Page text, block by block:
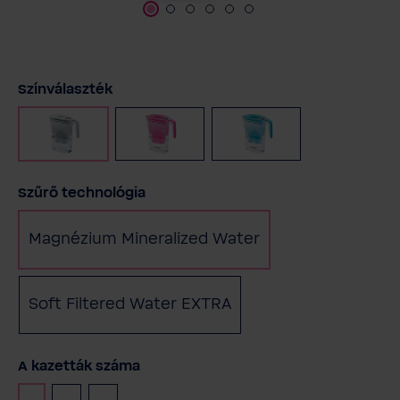
Válasszon
Színválaszték
Rózsaszín
Válasszon
Szűrő technológia
Magnézium Mineralized Water
Soft Filtered Water EXTRA
Válasszon
A kazetták száma